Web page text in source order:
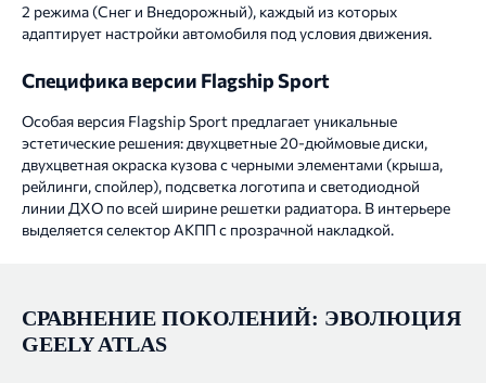
2 режима (Снег и Внедорожный), каждый из которых
адаптирует настройки автомобиля под условия движения.
Специфика версии Flagship Sport
Особая версия Flagship Sport предлагает уникальные
эстетические решения: двухцветные 20-дюймовые диски,
двухцветная окраска кузова с черными элементами (крыша,
рейлинги, спойлер), подсветка логотипа и светодиодной
линии ДХО по всей ширине решетки радиатора. В интерьере
выделяется селектор АКПП с прозрачной накладкой.
СРАВНЕНИЕ ПОКОЛЕНИЙ: ЭВОЛЮЦИЯ
GEELY ATLAS